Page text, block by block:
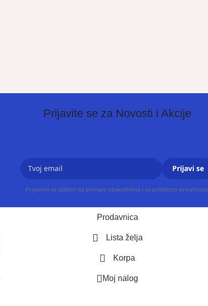
Prijavite se za Novosti i Akcije
Prijavi se
Prijavom se slažem da primam obaveštenja i sa politikom privatnosti.
Prodavnica
Lista želja
Korpa
Moj nalog